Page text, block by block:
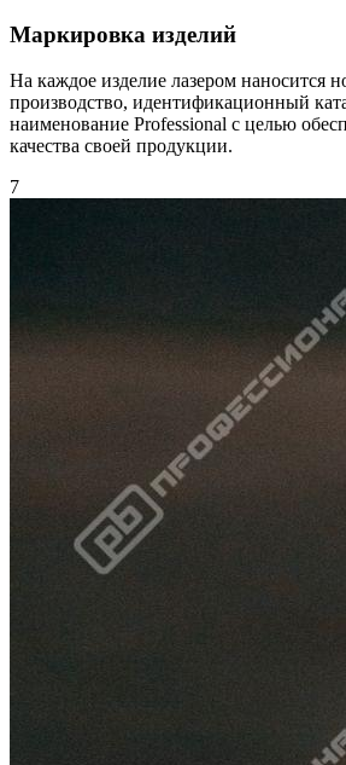
Маркировка изделий
На каждое изделие лазером наносится
производство, идентификационный
наименование Professional с целью
качества своей продукции.
7